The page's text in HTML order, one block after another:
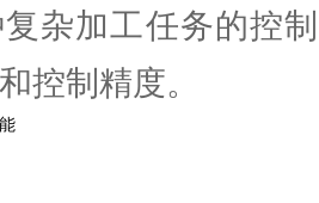
杂加工任务的控
控制精度。